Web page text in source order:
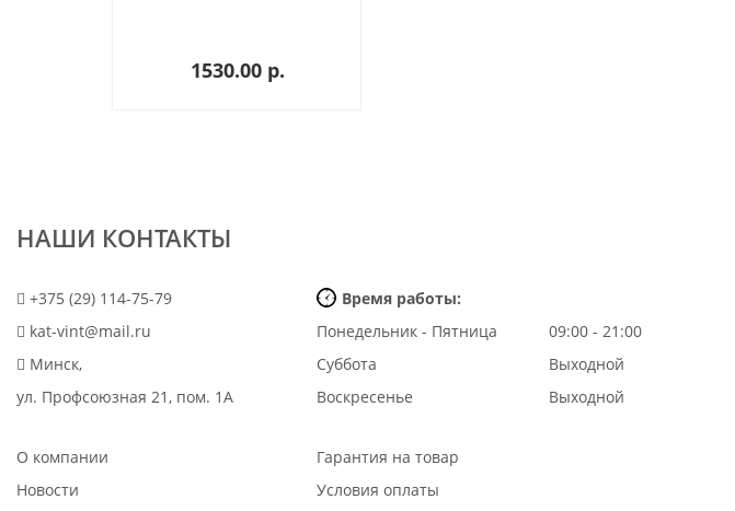
1530.00 p.
НАШИ КОНТАКТЫ
+375 (29) 114-75-79
kat-vint@mail.ru
Минск,
ул. Профсоюзная 21, пом. 1А
Время работы:
Понедельник - Пятница
09:00 - 21:00
Суббота
Выходной
Воскресенье
Выходной
О компании
Новости
Гарантия на товар
Условия оплаты